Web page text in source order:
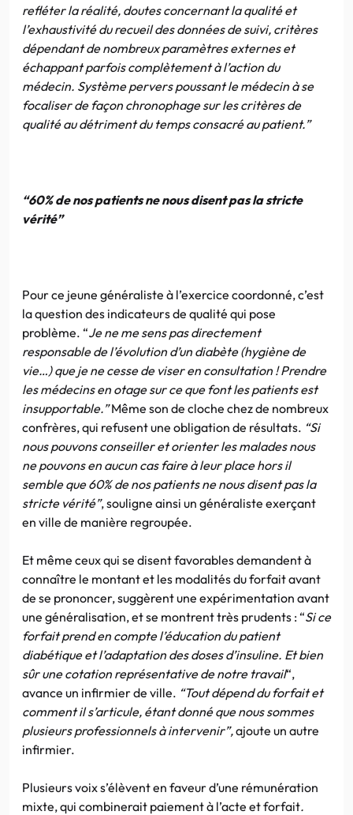
refléter la réalité, doutes concernant la qualité et
l’exhaustivité du recueil des données de suivi, critères
dépendant de nombreux paramètres externes et
échappant parfois complètement à l’action du
médecin. Système pervers poussant le médecin à se
focaliser de façon chronophage sur les critères de
qualité au détriment du temps consacré au patient.”
“60% de nos patients ne nous disent pas la stricte
vérité”
Pour ce jeune généraliste à l’exercice coordonné, c’est
la question des indicateurs de qualité qui pose
problème. “Je ne me sens pas directement
responsable de l’évolution d’un diabète (hygiène de
vie…) que je ne cesse de viser en consultation ! Prendre
les médecins en otage sur ce que font les patients est
insupportable.”Même son de cloche chez de nombreux
confrères, qui refusent une obligation de résultats. “Si
nous pouvons conseiller et orienter les malades nous
ne pouvons en aucun cas faire à leur place hors il
semble que 60% de nos patients ne nous disent pas la
stricte vérité”, souligne ainsi un généraliste exerçant
en ville de manière regroupée.
Et même ceux qui se disent favorables demandent à
connaître le montant et les modalités du forfait avant
de se prononcer, suggèrent une expérimentation avant
une généralisation, et se montrent très prudents : “Si ce
forfait prend en compte l’éducation du patient
diabétique et l’adaptation des doses d’insuline. Et bien
sûr une cotation représentative de notre travail“,
avance un infirmier de ville. “Tout dépend du forfait et
comment il s’articule, étant donné que nous sommes
plusieurs professionnels à intervenir”,ajoute un autre
infirmier.
Plusieurs voix s’élèvent en faveur d’une rémunération
mixte, qui combinerait paiement à l’acte et forfait.